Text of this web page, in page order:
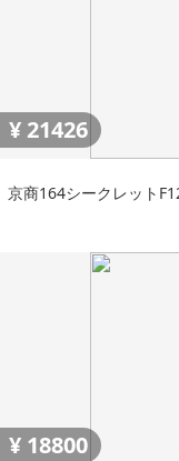
¥ 21426
京商164シークレット
¥ 18800